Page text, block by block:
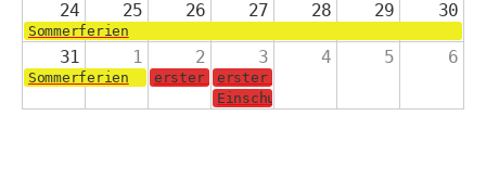
24 25 26 27 28 29 30
Sommerferien
31 1 2 3 4 5 6
Sommerferien erster Schultag für die Jahrgänge 2-4
erster Schultag für die
Einschulungsgottesdienst in der